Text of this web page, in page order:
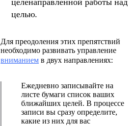
целенаправленной работы над
целью.
Для преодоления этих препятствий
необходимо развивать управление
вниманием в двух направлениях:
Ежедневно записывайте на
листе бумаги список ваших
ближайших целей. В процессе
записи вы сразу определите,
какие из них для вас